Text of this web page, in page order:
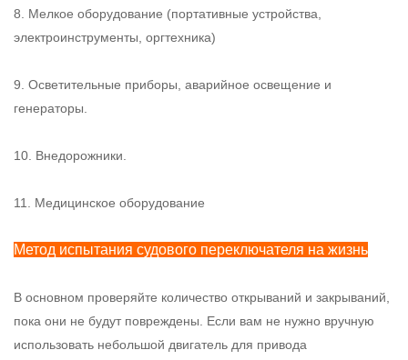
8. Мелкое оборудование (портативные устройства,
электроинструменты, оргтехника)
9. Осветительные приборы, аварийное освещение и
генераторы.
10. Внедорожники.
11. Медицинское оборудование
Метод испытания судового переключателя на жизнь
В основном проверяйте количество открываний и закрываний,
пока они не будут повреждены. Если вам не нужно вручную
использовать небольшой двигатель для привода